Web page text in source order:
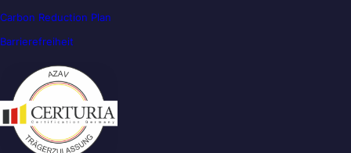
Carbon Reduction Plan
Barrierefreiheit